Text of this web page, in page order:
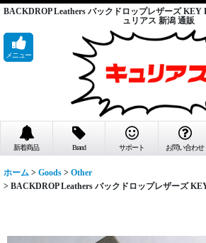
BACKDROP Leathers バックドロップレザーズ KEY
ュリアス 新潟 通販
メニュー
新着商品 Brand サポート お問い合わせ
ホーム > Goods > Other
> BACKDROP Leathers バックドロップレザーズ